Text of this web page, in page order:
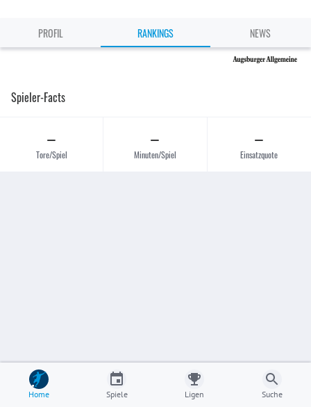
PROFIL RANKINGS NEWS
Spieler-Facts
–
Tore/Spiel
–
Minuten/Spiel
–
Einsatzquote
Home Spiele Ligen Suche